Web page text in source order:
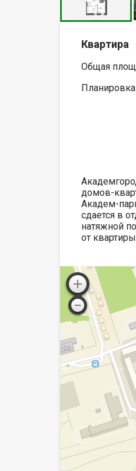
Квартира
Общая
домов-
Академ-
сдается в
натяжной
от